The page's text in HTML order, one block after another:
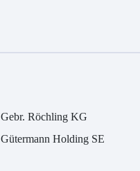
Gebr. Röchling KG
Gütermann Holding SE